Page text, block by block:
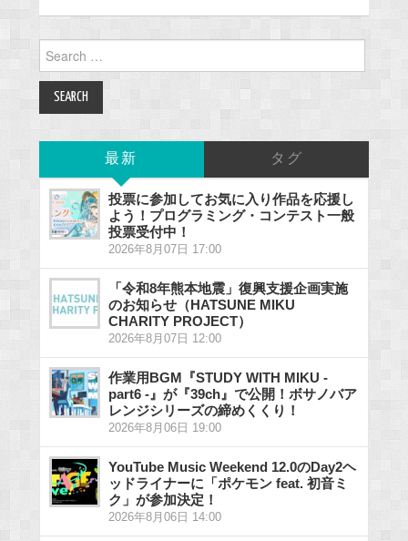
for:
最新 タグ
投票に参加してお気に入り作品を応援し
よう！プログラミング・コンテスト一般
投票受付中！
2026年8月07日 17:00
「令和8年熊本地震」復興支援企画実施
のお知らせ（HATSUNE MIKU
CHARITY PROJECT）
2026年8月07日 12:00
作業用BGM『STUDY WITH MIKU -
part6 -』が『39ch』で公開！ボサノバア
レンジシリーズの締めくくり！
2026年8月06日 19:00
YouTube Music Weekend 12.0のDay2ヘ
ッドライナーに「ポケモン feat. 初音ミ
ク」が参加決定！
2026年8月06日 14:00